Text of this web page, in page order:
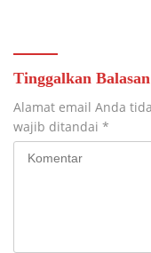
Tinggalkan Balasan
Alamat email Anda
wajib ditandai *